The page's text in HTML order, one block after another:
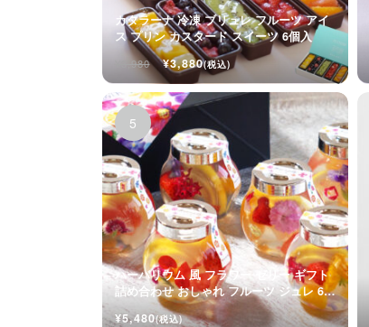
カタラーナ 冷凍 ブリュレ フルーツ アイ
ス プリン カスタード スイーツ 6個入
¥3,980 ¥3,880(税込)
ハーバリウム 風 フラワー ゼリー ギフト
詰め合わせ おしゃれ フルーツ ジュレ 6個
入
¥5,480(税込)